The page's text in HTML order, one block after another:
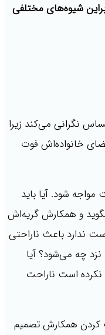
شیوه‌های مختلفی
نگرانی می‌کند زیرا
خانواده‌اش فوت
مواجه شود. آیا باید
و همکارش گریه‌اش
ندارد باعث ناراحتی
چه می‌شود؟ آیا
نکرده است ناراحت
کردن همکارش تصمیم